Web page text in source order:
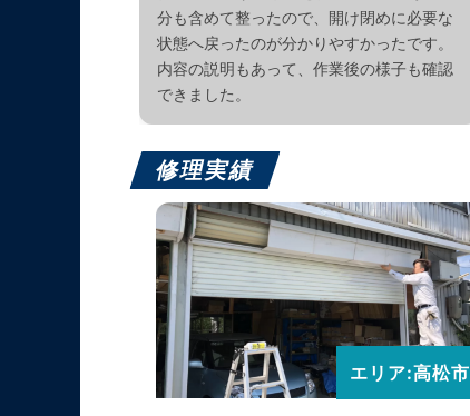
分も含めて整ったので、開け閉めに必要な
状態へ戻ったのが分かりやすかったです。
内容の説明もあって、作業後の様子も確認
できました。
修理実績
エリア:高松市